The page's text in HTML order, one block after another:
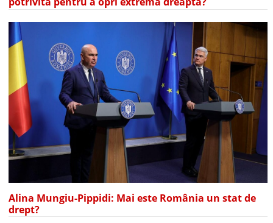
Alina Mungiu-Pippidi: Mai este România un stat de
drept?